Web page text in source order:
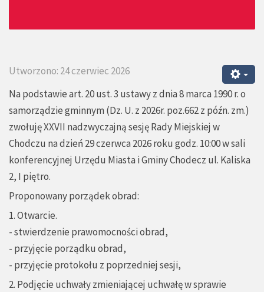
Utworzono: 24 czerwiec 2026
Na podstawie art. 20 ust. 3 ustawy z dnia 8 marca 1990 r. o
samorządzie gminnym (Dz. U. z 2026r. poz.662 z późn. zm.)
zwołuję XXVII nadzwyczajną sesję Rady Miejskiej w
Chodczu na dzień 29 czerwca 2026 roku godz. 10:00 w sali
konferencyjnej Urzędu Miasta i Gminy Chodecz ul. Kaliska
2, I piętro.
Proponowany porządek obrad:
1. Otwarcie.
- stwierdzenie prawomocności obrad,
- przyjęcie porządku obrad,
- przyjęcie protokołu z poprzedniej sesji,
2. Podjęcie uchwały zmieniającej uchwałę w sprawie